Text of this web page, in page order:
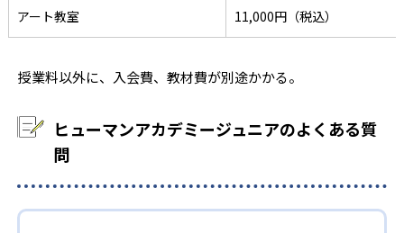
アート教室 11,000円（税込）
授業料以外に、入会費、教材費が別途かかる。
ヒューマンアカデミージュニアのよくある質
問